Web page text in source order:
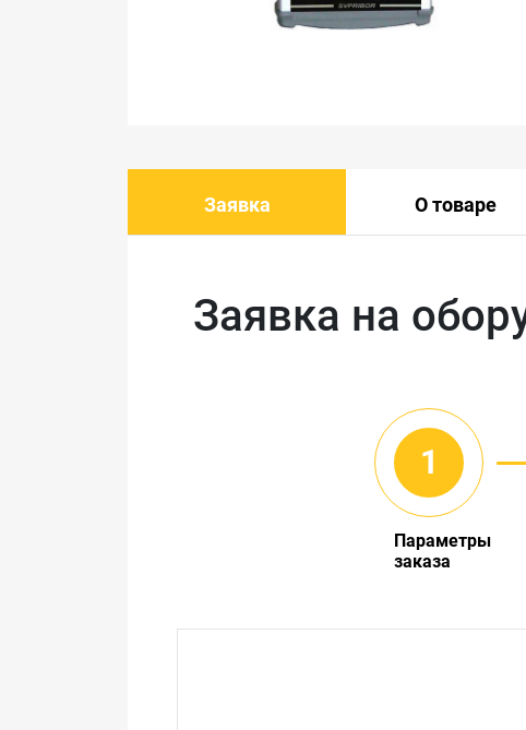
Заявка О товаре
Заявка на
Параметры
заказа